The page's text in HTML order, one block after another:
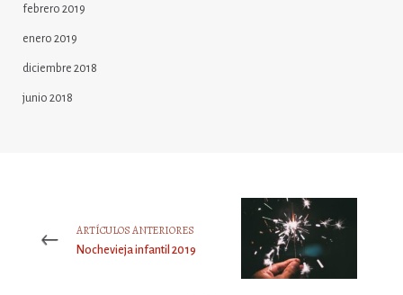
febrero 2019
enero 2019
diciembre 2018
junio 2018
ARTÍCULOS ANTERIORES
Nochevieja infantil 2019